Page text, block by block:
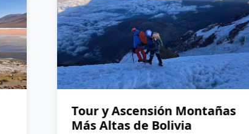
Tour y Ascensión Montañas
Más Altas de Bolivia